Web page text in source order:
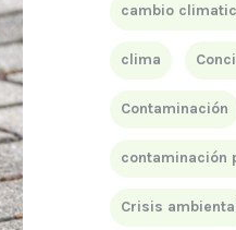
cambio
clima
Contaminación
contaminación
Crisis